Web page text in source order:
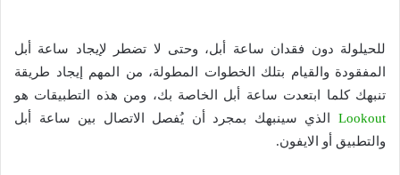
للحيلولة دون فقدان ساعة أبل، وحتى لا تضطر لإيجاد ساعة أبل
المفقودة والقيام بتلك الخطوات المطولة، من المهم إيجاد طريقة
تنبهك كلما ابتعدت ساعة أبل الخاصة بك، ومن هذه التطبيقات هو
Lookout الذي سينبهك بمجرد أن يُفصل الاتصال بين ساعة أبل
والتطبيق أو الايفون.